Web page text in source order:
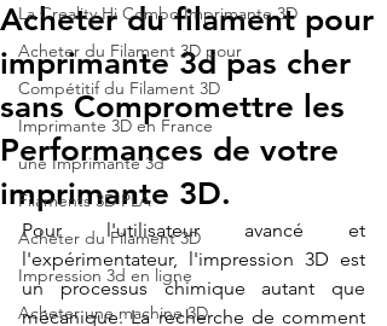
La Creality Hi Combo Imprimante 3D
Acheter du Filament 3D pour
Compétitif du Filament 3D
Imprimante 3D en France
une Imprimante 3d
Filaments 3D PLA
Acheter du Filament 3D
Impression 3d en ligne
Acheter une machine 3D
Acheter du filament pour
imprimante 3d pas cher
sans Compromettre les
Performances de votre
imprimante 3D.
Pour l'utilisateur avancé et
l'expérimentateur, l'impression 3D est
un processus chimique autant que